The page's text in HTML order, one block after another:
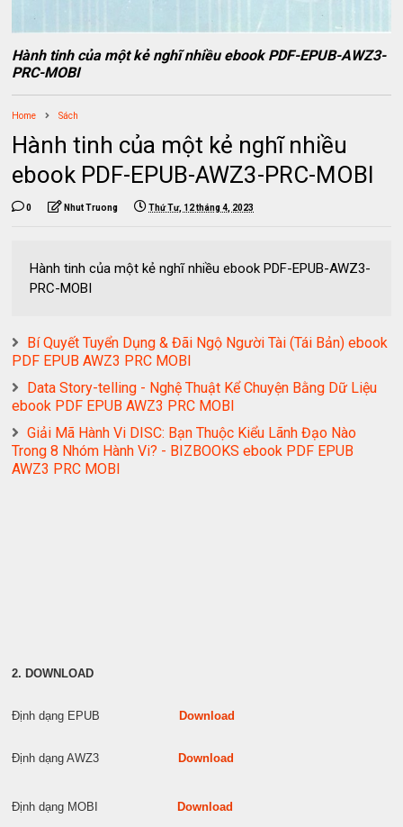
Hành tinh của một kẻ nghĩ nhiều ebook PDF-EPUB-AWZ3-
PRC-MOBI
Home Sách
Hành tinh của một kẻ nghĩ nhiều
ebook PDF-EPUB-AWZ3-PRC-MOBI
0 Nhut Truong Thứ Tư, 12 tháng 4, 2023
Hành tinh của một kẻ nghĩ nhiều ebook PDF-EPUB-AWZ3-
PRC-MOBI
Bí Quyết Tuyển Dụng & Đãi Ngộ Người Tài (Tái Bản) ebook
PDF EPUB AWZ3 PRC MOBI
Data Story-telling - Nghệ Thuật Kể Chuyện Bằng Dữ Liệu
ebook PDF EPUB AWZ3 PRC MOBI
Giải Mã Hành Vi DISC: Bạn Thuộc Kiểu Lãnh Đạo Nào
Trong 8 Nhóm Hành Vi? - BIZBOOKS ebook PDF EPUB
AWZ3 PRC MOBI
2. DOWNLOAD
Định dạng EPUB Download
Định dạng AWZ3 Download
Định dạng MOBI Download